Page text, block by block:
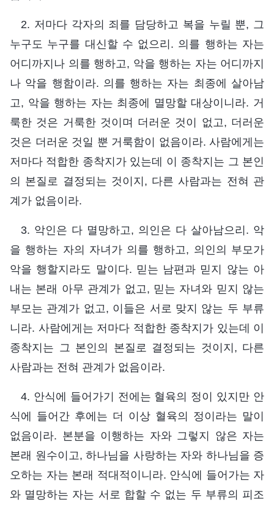
2. 저마다 각자의 죄를 담당하고 복을 누릴 뿐, 그
누구도 누구를 대신할 수 없으리. 의를 행하는 자는
어디까지나 의를 행하고, 악을 행하는 자는 어디까지
나 악을 행함이라. 의를 행하는 자는 최종에 살아남
고, 악을 행하는 자는 최종에 멸망할 대상이니라. 거
룩한 것은 거룩한 것이며 더러운 것이 없고, 더러운
것은 더러운 것일 뿐 거룩함이 없음이라. 사람에게는
저마다 적합한 종착지가 있는데 이 종착지는 그 본인
의 본질로 결정되는 것이지, 다른 사람과는 전혀 관
계가 없음이라.
3. 악인은 다 멸망하고, 의인은 다 살아남으리. 악
을 행하는 자의 자녀가 의를 행하고, 의인의 부모가
악을 행할지라도 말이다. 믿는 남편과 믿지 않는 아
내는 본래 아무 관계가 없고, 믿는 자녀와 믿지 않는
부모는 관계가 없고, 이들은 서로 맞지 않는 두 부류
니라. 사람에게는 저마다 적합한 종착지가 있는데 이
종착지는 그 본인의 본질로 결정되는 것이지, 다른
사람과는 전혀 관계가 없음이라.
4. 안식에 들어가기 전에는 혈육의 정이 있지만 안
식에 들어간 후에는 더 이상 혈육의 정이라는 말이
없음이라. 본분을 이행하는 자와 그렇지 않은 자는
본래 원수이고, 하나님을 사랑하는 자와 하나님을 증
오하는 자는 본래 적대적이니라. 안식에 들어가는 자
와 멸망하는 자는 서로 합할 수 없는 두 부류의 피조